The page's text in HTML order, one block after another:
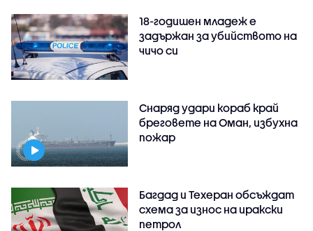
18-годишен младеж е
задържан за убийството на
чичо си
Снаряд удари кораб край
бреговете на Оман, избухна
пожар
Багдад и Техеран обсъждат
схема за износ на иракски
петрол